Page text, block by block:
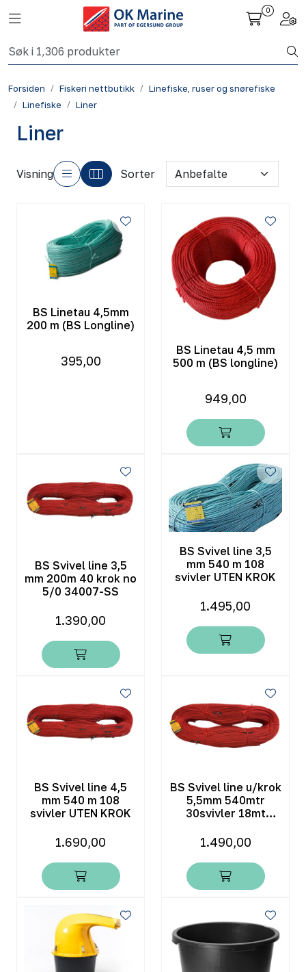
Skip to main content
Toggle navigation
0
Forsiden Fiskeri nettbutikk
Linefiske, ruser og snørefiske
Linefiske
Liner
Liner
Visning Sorter
BS Linetau 4,5mm
200 m (BS Longline)
395,00
BS Linetau 4,5 mm
500 m (BS longline)
949,00
BS Svivel line 3,5
mm 200m 40 krok no
5/0 34007-SS
1.390,00
BS Svivel line 3,5
mm 540 m 108
svivler UTEN KROK
1.495,00
BS Svivel line 4,5
mm 540 m 108
svivler UTEN KROK
1.690,00
BS Svivel line u/krok
5,5mm 540mtr
30svivler 18mt
1.490,00
Fiskeri nettbutikk
Havbruk
Aktuelt
Om oss